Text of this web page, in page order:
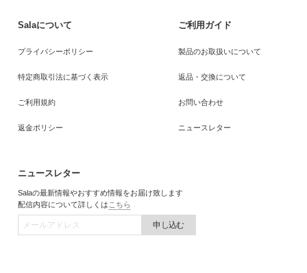
Salaについて
プライバシーポリシー
特定商取引法に基づく表示
ご利用規約
返金ポリシー
ご利用ガイド
製品のお取扱いについて
返品・交換について
お問い合わせ
ニュースレター
ニュースレター
Salaの最新情報やおすすめ情報をお届け致します
配信内容について詳しくは こちら
申し込む